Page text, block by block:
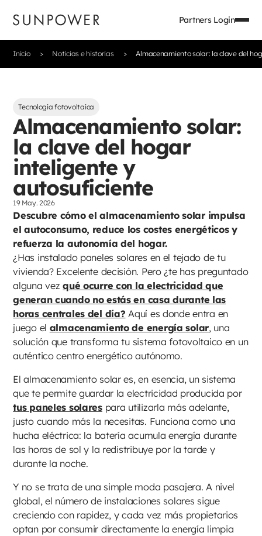
Partners Login
Inicio Noticias e historias Almacenamiento solar: la clave del
Tecnologia fotovoltaica
Almacenamiento solar:
la clave del hogar
inteligente y
autosuficiente
19 May. 2026
Descubre cómo el almacenamiento solar impulsa
el autoconsumo, reduce los costes energéticos y
refuerza la autonomía del hogar.
¿Has instalado paneles solares en el tejado de tu
vivienda? Excelente decisión. Pero ¿te has preguntado
alguna vez qué ocurre con la electricidad que
generan cuando no estás en casa durante las
horas centrales del día? Aquí es donde entra en
juego el almacenamiento de energía solar, una
solución que transforma tu sistema fotovoltaico en un
auténtico centro energético autónomo.
El almacenamiento solar es, en esencia, un sistema
que te permite guardar la electricidad producida por
tus paneles solares para utilizarla más adelante,
justo cuando más la necesitas. Funciona como una
hucha eléctrica: la batería acumula energía durante
las horas de sol y la redistribuye por la tarde y
durante la noche.
Y no se trata de una simple moda pasajera. A nivel
global, el número de instalaciones solares sigue
creciendo con rapidez, y cada vez más propietarios
optan por consumir directamente la energía limpia